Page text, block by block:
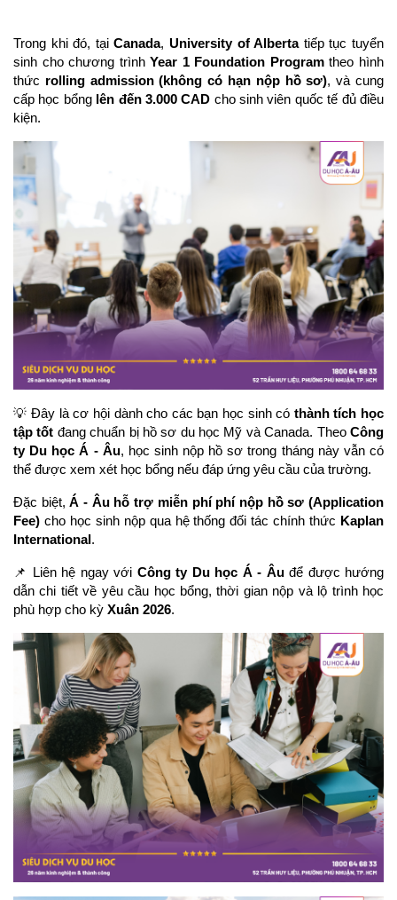
Trong khi đó, tại Canada, University of Alberta tiếp tục tuyển
sinh cho chương trình Year 1 Foundation Program theo hình
thức rolling admission (không có hạn nộp hồ sơ), và cung
cấp học bổng lên đến 3.000 CAD cho sinh viên quốc tế đủ điều
kiện.
💡 Đây là cơ hội dành cho các bạn học sinh có thành tích học
tập tốt đang chuẩn bị hồ sơ du học Mỹ và Canada. Theo Công
ty Du học Á - Âu, học sinh nộp hồ sơ trong tháng này vẫn có
thể được xem xét học bổng nếu đáp ứng yêu cầu của trường.
Đặc biệt, Á - Âu hỗ trợ miễn phí phí nộp hồ sơ (Application
Fee) cho học sinh nộp qua hệ thống đối tác chính thức Kaplan
International .
📌 Liên hệ ngay với Công ty Du học Á - Âu để được hướng
dẫn chi tiết về yêu cầu học bổng, thời gian nộp và lộ trình học
phù hợp cho kỳ Xuân 2026.